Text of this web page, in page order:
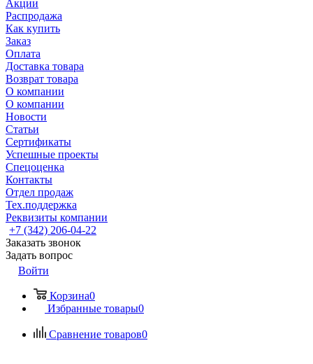
Акции
Распродажа
Как купить
Заказ
Оплата
Доставка товара
Возврат товара
О компании
О компании
Новости
Статьи
Сертификаты
Успешные проекты
Спецоценка
Контакты
Отдел продаж
Тех.поддержка
Реквизиты компании
+7 (342) 206-04-22
Заказать звонок
Задать вопрос
Войти
Корзина0
Избранные товары0
Сравнение товаров0